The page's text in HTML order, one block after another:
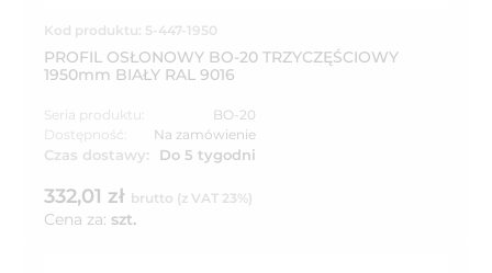
Kod produktu: 5-447-1950
PROFIL OSŁONOWY BO-20 TRZYCZĘŚCIOWY
1950mm BIAŁY RAL 9016
Seria produktu:
BO-20
Dostępność:
Na zamówienie
Czas dostawy: Do 5 tygodni
332,01 zł brutto (z VAT 23%)
Cena za: szt.